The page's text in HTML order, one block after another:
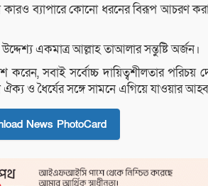
ব্যাপারে কোনো ধরনের বিরূপ আচরণ
একমাত্র আল্লাহ তাআলার সন্তুষ্টি অর্জন।
করেন, সবাই সর্বোচ্চ দায়িত্বশীলতার পরিচয়
ও ধৈর্যের সঙ্গে সামনে এগিয়ে যাওয়ার
News PhotoCard